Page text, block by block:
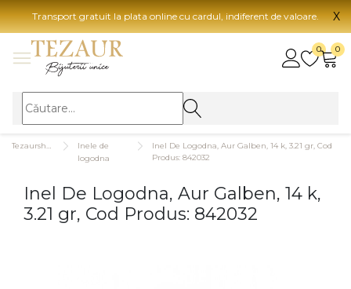
Transport gratuit la plata online cu cardul, indiferent de valoare. X
0 0
BIJUTERII
BIJUTERII FEMEI
Inele
Bratari
Inele de
logodna
Inel De Logodna, Aur Galben, 14 k, 3.21 gr, Cod
Produs: 842032
Inel De Logodna, Aur Galben, 14 k,
3.21 gr, Cod Produs: 842032